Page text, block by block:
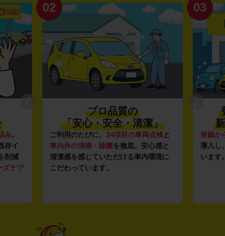
み。
存イ
削減
ズナブ
02
プロ品質の
「安心・安全・清潔」
ご利用のたびに、 24項目の車両点検と
車内外の清掃・除菌を徹底。安心感と
清潔感を感じていただける車内環境に
こだわっています。
03
登録か
導入し
います